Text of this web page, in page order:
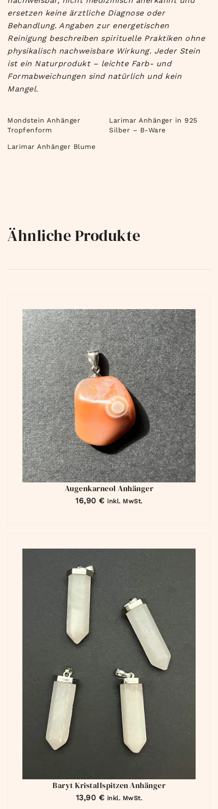
ersetzen keine ärztliche Diagnose oder
Behandlung. Angaben zur energetischen
Reinigung beschreiben spirituelle Praktiken ohne
physikalisch nachweisbare Wirkung. Jeder Stein
ist ein Naturprodukt – leichte Farb- und
Formabweichungen sind natürlich und kein
Mangel.
Mondstein Anhänger
Tropfenform
Larimar Anhänger in 925
Silber – B-Ware
Larimar Anhänger Blume
Ähnliche Produkte
Augenkarneol Anhänger
16,90 € inkl. MwSt.
Baryt Kristallspitzen Anhänger
13,90 € inkl. MwSt.